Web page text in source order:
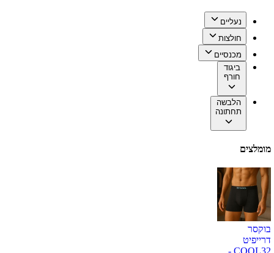
נעליים
חולצות
מכנסיים
ביגוד
חורף
הלבשה
תחתונה
מומלצים
בוקסר
דרייפיט
COOL32 -